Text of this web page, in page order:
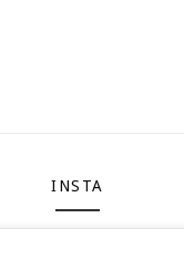
INSTA